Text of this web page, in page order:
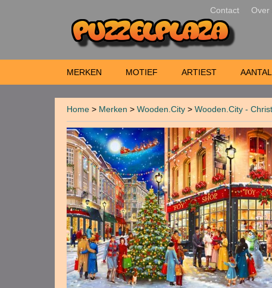
Contact Over
MERKEN MOTIEF ARTIEST
Home > Merken > Wooden.City > Wooden.City -